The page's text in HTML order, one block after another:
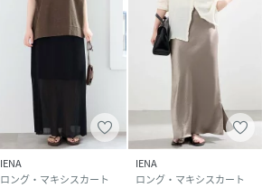
IENA
ロング・マキシスカート
IENA
ロング・マキシスカート